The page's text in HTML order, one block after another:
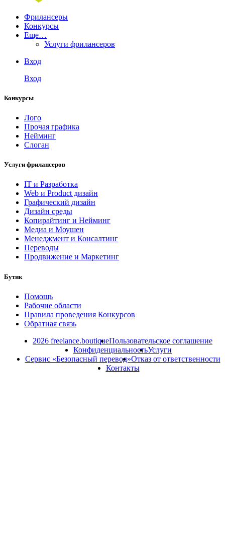
Фрилансеры
Конкурсы
Еще…
Услуги фрилансеров
Вход
Вход
Конкурсы
Лого
Прочая графика
Нейминг
Слоган
Услуги фрилансеров
IT и Разработка
Web и Product дизайн
Графический дизайн
Дизайн среды
Копирайтинг и Нейминг
Медиа и Моушен
Менеджмент и Консалтинг
Переводы
Продвижение и Маркетинг
Бутик
Помощь
Рабочие области
Правила проведения Конкурсов
Обратная связь
2026 freelance.boutiqueПользовательское соглашение
КонфиденциальностьУслуги
Сервис «Безопасный перевод»Отказ от ответственности
Контакты